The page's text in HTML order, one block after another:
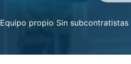
Equipo propio Sin subcontratistas